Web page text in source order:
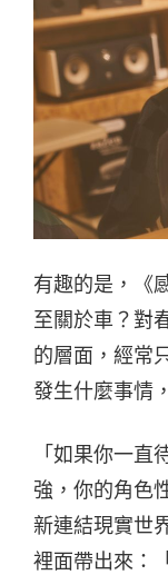
有趣的是，《
至關於車？對
的層面，經常
發生什麼事情
「如果你一
強，你的角色
新連結現實世
裡面帶出來：「